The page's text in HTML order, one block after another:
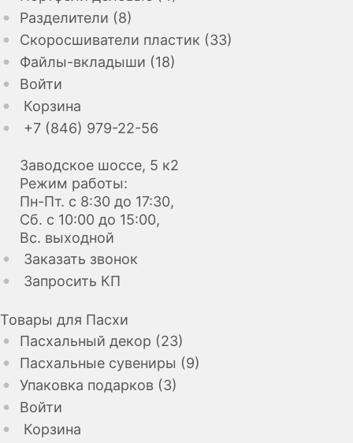
Разделители (8)
Скоросшиватели пластик (33)
Файлы-вкладыши (18)
Войти
Корзина
+7 (846) 979-22-56
Заводское шоссе, 5 к2
Режим работы:
Пн-Пт. с 8:30 до 17:30,
Сб. с 10:00 до 15:00,
Вс. выходной
Заказать звонок
Запросить КП
Товары для Пасхи
Пасхальный декор (23)
Пасхальные сувениры (9)
Упаковка подарков (3)
Войти
Корзина